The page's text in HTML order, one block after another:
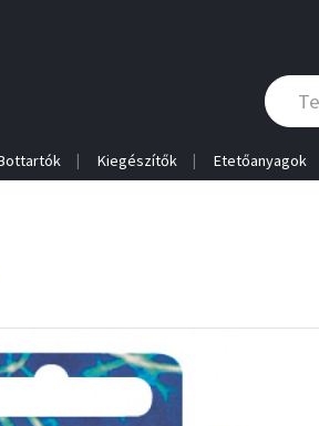
Kiegészítők Etetőanyagok